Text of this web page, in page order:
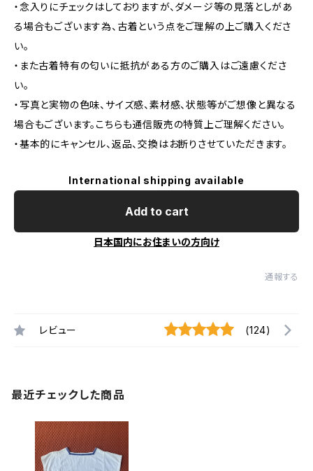
・念入りにチェックはしておりますが、ダメージ等の見落としがあ
る場合もございます為、古着という点をご理解の上ご購入くださ
い。
・また古着特有の匂いに抵抗がある方のご購入はご遠慮くださ
い。
・写真と実物の色味、サイズ感、素材感、状態等がご想像と異なる
場合もございます。こちらも通信販売の特質上ご理解ください。
・基本的にキャンセル、返品、交換はお断りさせていただきます。
International shipping available
Add to cart
日本国内にお住まいの方向け
通報する
レビュー (124)
最近チェックした商品